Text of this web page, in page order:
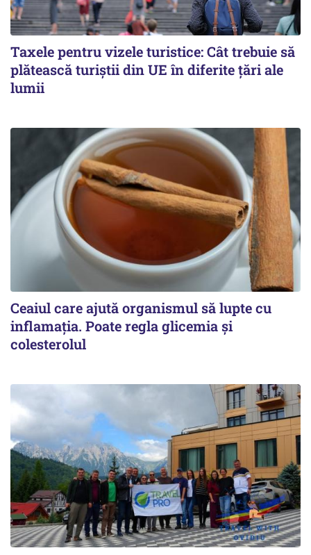
Taxele pentru vizele turistice: Cât trebuie să
plătească turiștii din UE în diferite țări ale
lumii
Ceaiul care ajută organismul să lupte cu
inflamația. Poate regla glicemia și
colesterolul